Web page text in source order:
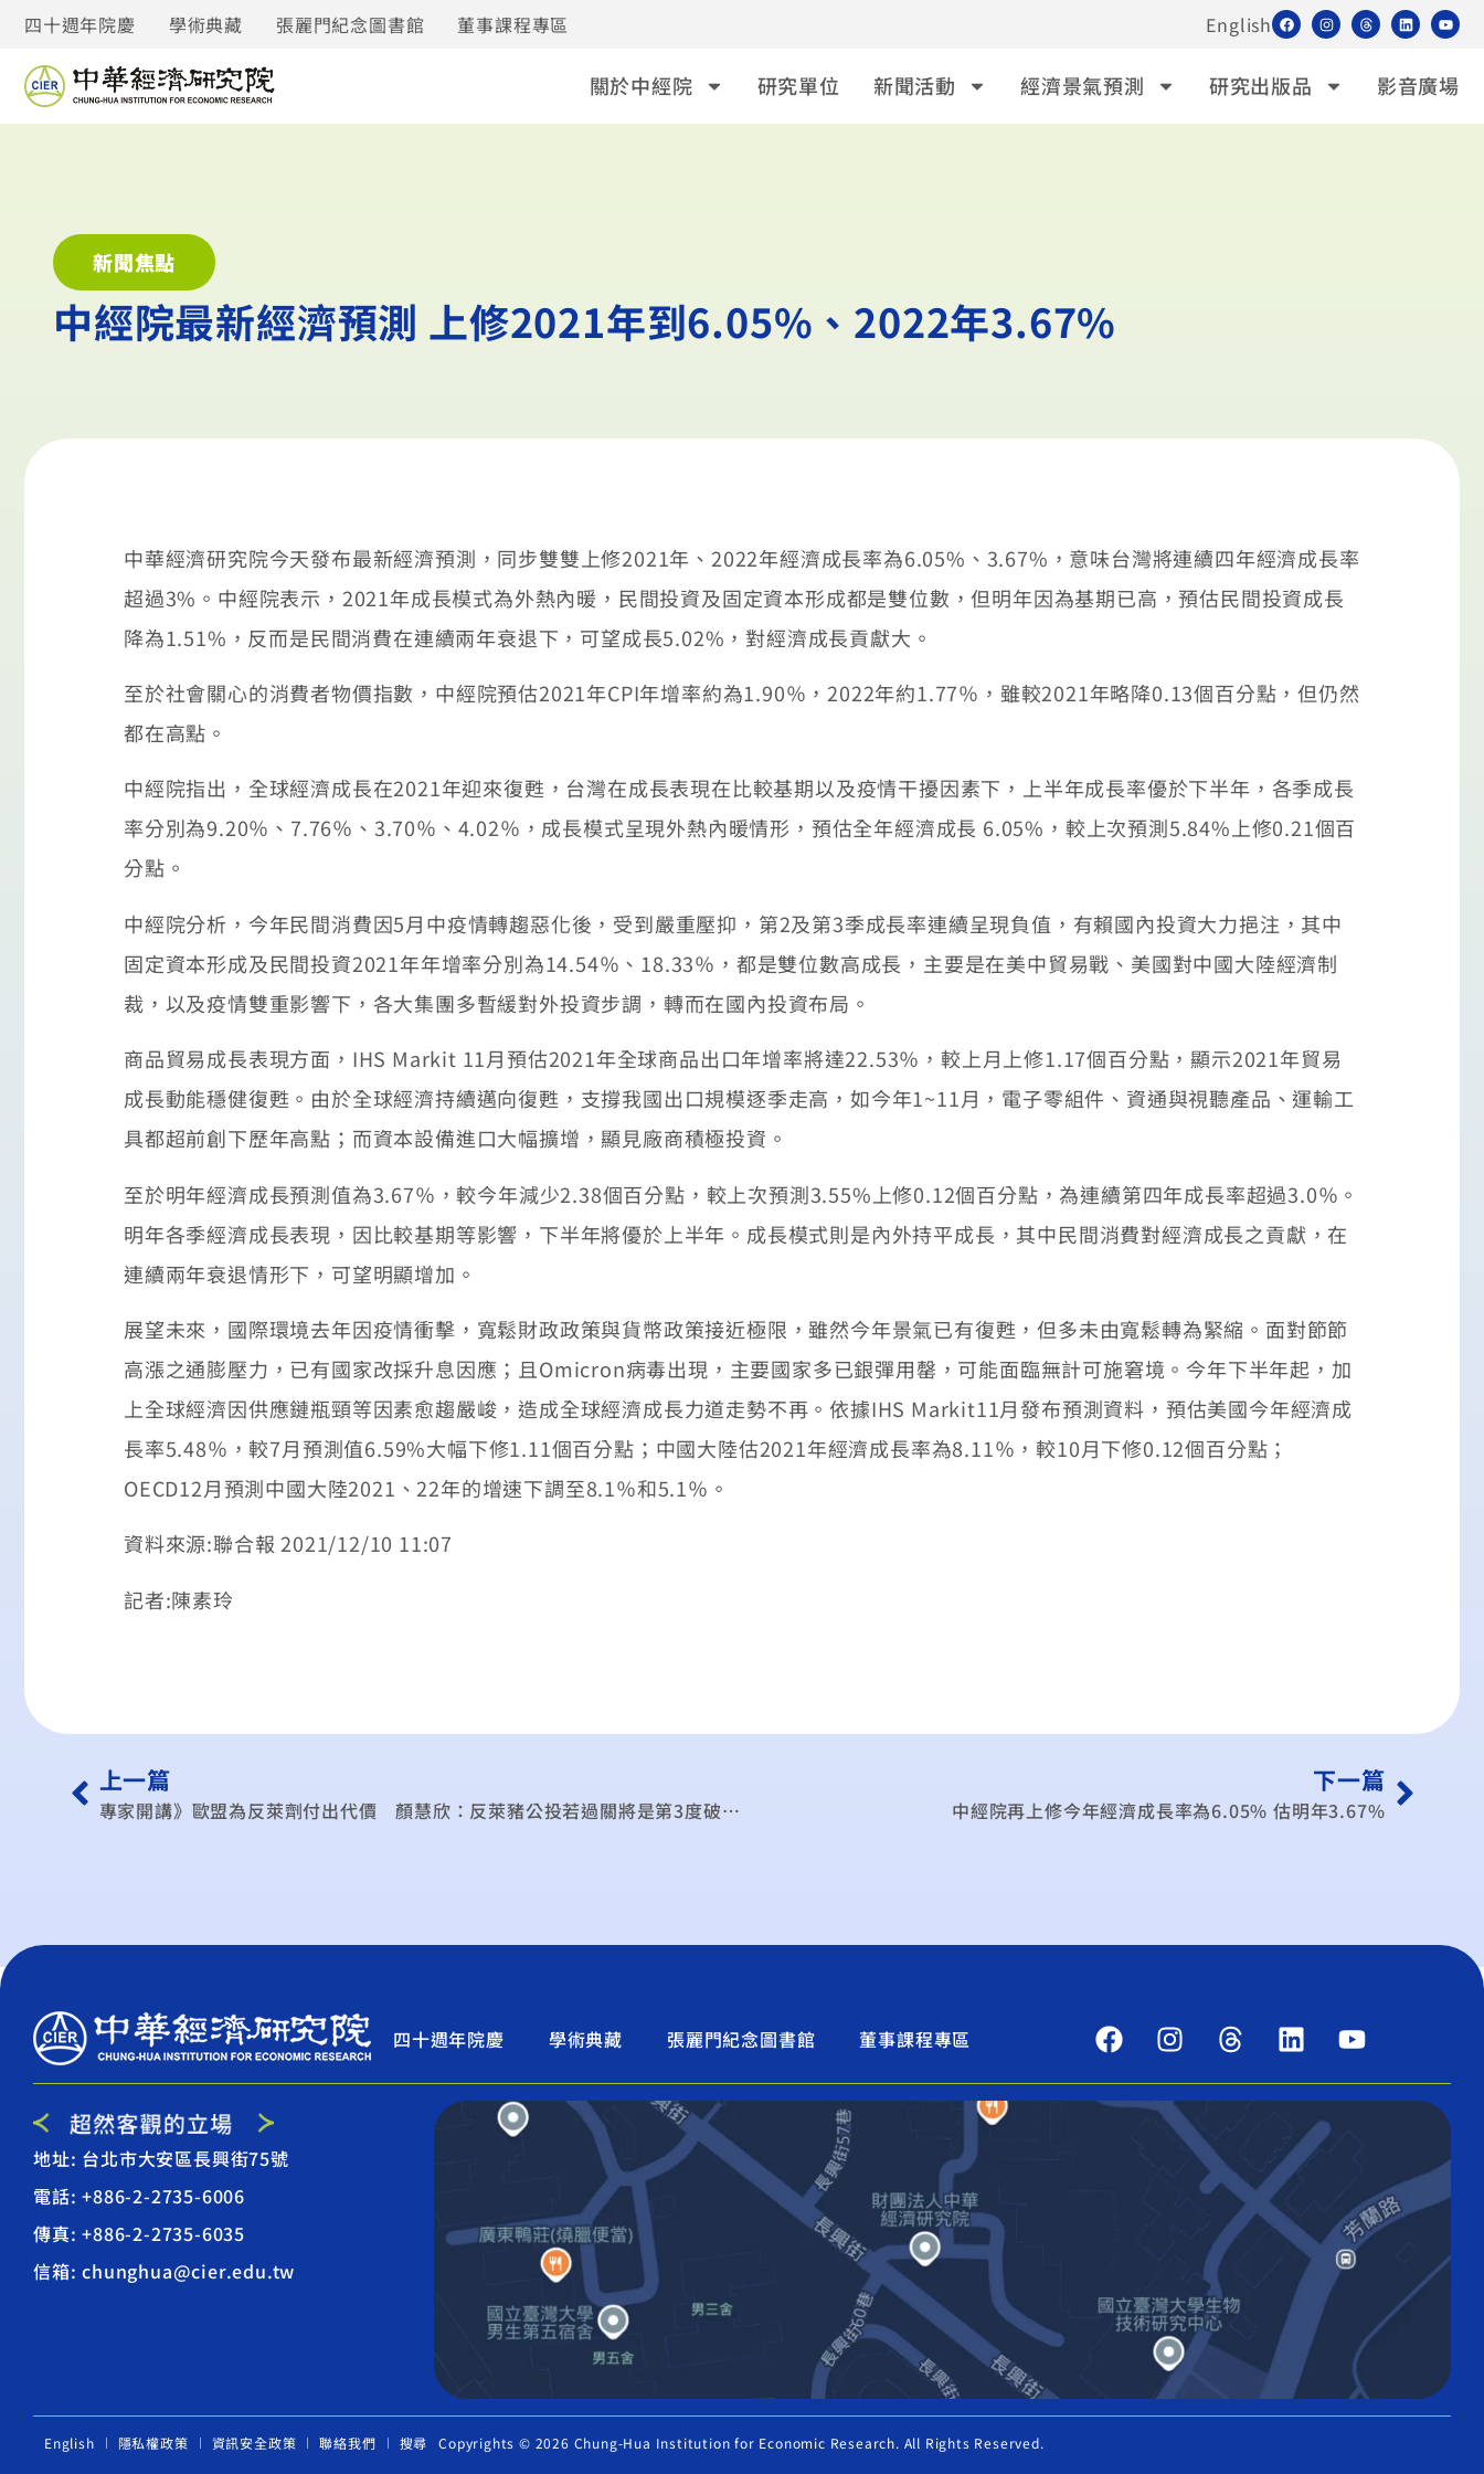
四十週年院慶 學術典藏 張麗門紀念圖書館 董事課程專區 English
關於中經院 研究單位 新聞活動 經濟景氣預測 研究出版品 影音廣場
新聞焦點
中經院最新經濟預測 上修2021年到6.05%、2022年3.67%
中華經濟研究院今天發布最新經濟預測，同步雙雙上修2021年、2022年經濟成長率為6.05%、3.67%，意味台灣將連續四年經濟成長率
超過3%。中經院表示，2021年成長模式為外熱內暖，民間投資及固定資本形成都是雙位數，但明年因為基期已高，預估民間投資成長
降為1.51%，反而是民間消費在連續兩年衰退下，可望成長5.02%，對經濟成長貢獻大。
至於社會關心的消費者物價指數，中經院預估2021年CPI年增率約為1.90％，2022年約1.77％，雖較2021年略降0.13個百分點，但仍然
都在高點。
中經院指出，全球經濟成長在2021年迎來復甦，台灣在成長表現在比較基期以及疫情干擾因素下，上半年成長率優於下半年，各季成長
率分別為9.20％、7.76％、3.70％、4.02％，成長模式呈現外熱內暖情形，預估全年經濟成長 6.05%，較上次預測5.84%上修0.21個百
分點。
中經院分析，今年民間消費因5月中疫情轉趨惡化後，受到嚴重壓抑，第2及第3季成長率連續呈現負值，有賴國內投資大力挹注，其中
固定資本形成及民間投資2021年年增率分別為14.54％、18.33％，都是雙位數高成長，主要是在美中貿易戰、美國對中國大陸經濟制
裁，以及疫情雙重影響下，各大集團多暫緩對外投資步調，轉而在國內投資布局。
商品貿易成長表現方面，IHS Markit 11月預估2021年全球商品出口年增率將達22.53％，較上月上修1.17個百分點，顯示2021年貿易
成長動能穩健復甦。由於全球經濟持續邁向復甦，支撐我國出口規模逐季走高，如今年1~11月，電子零組件、資通與視聽產品、運輸工
具都超前創下歷年高點；而資本設備進口大幅擴增，顯見廠商積極投資。
至於明年經濟成長預測值為3.67％，較今年減少2.38個百分點，較上次預測3.55%上修0.12個百分點，為連續第四年成長率超過3.0％。
明年各季經濟成長表現，因比較基期等影響，下半年將優於上半年。成長模式則是內外持平成長，其中民間消費對經濟成長之貢獻，在
連續兩年衰退情形下，可望明顯增加。
展望未來，國際環境去年因疫情衝擊，寬鬆財政政策與貨幣政策接近極限，雖然今年景氣已有復甦，但多未由寬鬆轉為緊縮。面對節節
高漲之通膨壓力，已有國家改採升息因應；且Omicron病毒出現，主要國家多已銀彈用罄，可能面臨無計可施窘境。今年下半年起，加
上全球經濟因供應鏈瓶頸等因素愈趨嚴峻，造成全球經濟成長力道走勢不再。依據IHS Markit11月發布預測資料，預估美國今年經濟成
長率5.48％，較7月預測值6.59%大幅下修1.11個百分點；中國大陸估2021年經濟成長率為8.11％，較10月下修0.12個百分點；
OECD12月預測中國大陸2021、22年的增速下調至8.1％和5.1％。
資料來源:聯合報 2021/12/10 11:07
記者:陳素玲
上一篇
專家開講》歐盟為反萊劑付出代價 顏慧欣：反萊豬公投若過關將是第3度破壞國際信譽
下一篇
中經院再上修今年經濟成長率為6.05% 估明年3.67%
四十週年院慶 學術典藏 張麗門紀念圖書館 董事課程專區
地址: 台北市大安區長興街75號
電話: +886-2-2735-6006
傳真: +886-2-2735-6035
信箱: chunghua@cier.edu.tw
English 隱私權政策 資訊安全政策 聯絡我們 搜尋 Copyrights © 2026 Chung-Hua Institution for Economic Research. All Rights Reserved.